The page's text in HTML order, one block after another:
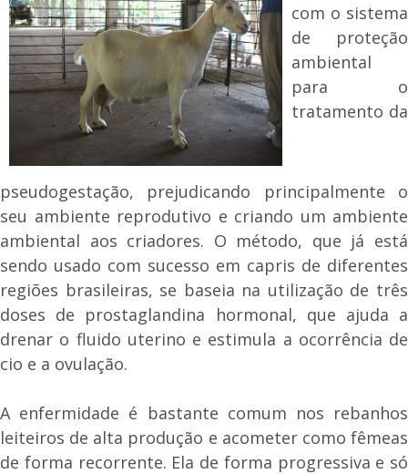
com o sistema
de proteção
ambiental
para o
tratamento da
pseudogestação, prejudicando principalmente o
seu ambiente reprodutivo e criando um ambiente
ambiental aos criadores. O método, que já está
sendo usado com sucesso em capris de diferentes
regiões brasileiras, se baseia na utilização de três
doses de prostaglandina hormonal, que ajuda a
drenar o fluido uterino e estimula a ocorrência de
cio e a ovulação.
A enfermidade é bastante comum nos rebanhos
leiteiros de alta produção e acometer como fêmeas
de forma recorrente. Ela de forma progressiva e só